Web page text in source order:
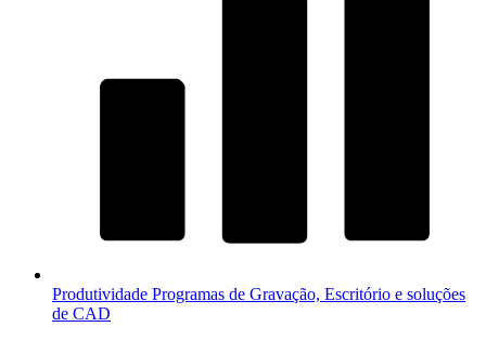
Produtividade Programas de Gravação, Escritório e soluções
de CAD